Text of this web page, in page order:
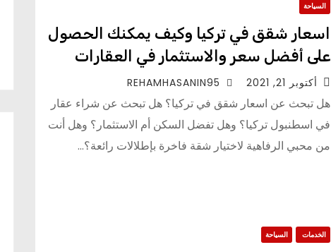
السياحة
اسعار شقق في تركيا وكيف يمكنك الحصول
على أفضل سعر والاستثمار في العقارات
أكتوبر 21, 2021
هل تبحث عن اسعار شقق في تركيا؟ هل تبحث عن شراء عقار
في اسطنبول تركيا؟ وهل تفضل السكن أم الاستثمار؟ وهل أنت
من محبي الرفاهية لاختيار شقة فاخرة بإطلالات رائعة؟…
الخدمات السياحة